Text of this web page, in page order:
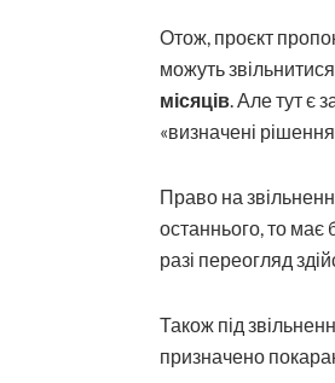
Отож, проєкт
можуть звільнитися
місяців. Але тут є
«визначені
Право на
останнього, то має
разі переогляд
Також під
призначено